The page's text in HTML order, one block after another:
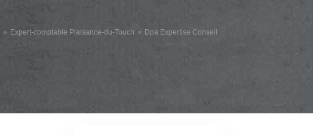
Expert-comptable Plaisance-du-Touch Dpa Expertise Conseil